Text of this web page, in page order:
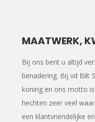
MAATWERK,
Bij ons bent u altijd
benadering. Bij vd Bilt
koning en ons motto is:
hechten zeer veel
een klantvriendelijke